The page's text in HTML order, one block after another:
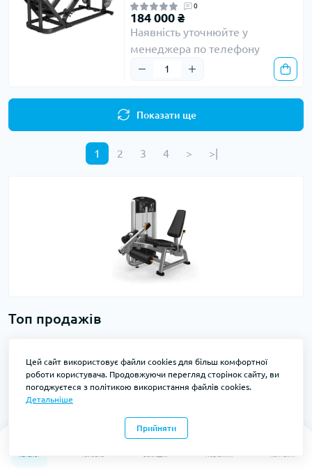
Каталог Головна Закладки
0
Порівняти Контакти
0
184 000 ₴
Наявність уточнюйте у
менеджера по телефону
Показати ще
1 2 3 4 > >|
Топ продажів
Technogym Leg Press (Selection 900) з
Консоллю
Код товару: pf-0246
123 600 ₴
Цей сайт використовує файли cookies для більш комфортної
роботи користувача. Продовжуючи перегляд сторінок сайту, ви
погоджуєтеся з політикою використання файлів cookies.
Детальніше
Прийняти